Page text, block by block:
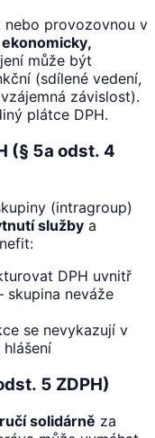
nebo provozovnou v
ekonomicky,
může být
(sdílené vedení,
závislost).
plátce DPH.
(§ 5a odst. 4
(intragroup)
služby a
DPH uvnitř
neváže
se nevykazují v
5 ZDPH)
solidárně za